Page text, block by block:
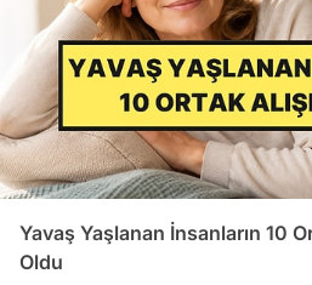
Yavaş Yaşlanan İnsanların 10
Oldu